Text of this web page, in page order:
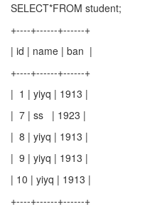
SELECT*FROM student;
+----+------+------+
| id | name | ban |
+----+------+------+
| 1 | yiyq | 1913 |
| 7 | ss | 1923 |
| 8 | yiyq | 1913 |
| 9 | yiyq | 1913 |
| 10 | yiyq | 1913 |
+----+------+------+